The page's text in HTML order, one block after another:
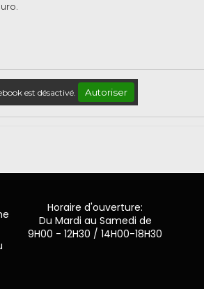
est désactivé. Autoriser
Horaire d'ouverture:
Du Mardi au Samedi de
9H00 - 12H30 / 14H00-18H30